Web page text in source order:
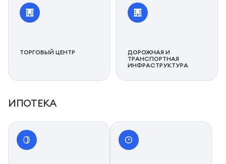
ТОРГОВЫЙ ЦЕНТР
ДОРОЖНАЯ И
ТРАНСПОРТНАЯ
ИНФРАСТРУКТУРА
ИПОТЕКА